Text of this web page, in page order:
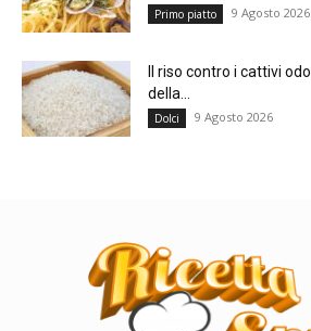
Primo piatto 9 Agosto 2026
Il riso contro i cattivi
della...
Dolci 9 Agosto 2026